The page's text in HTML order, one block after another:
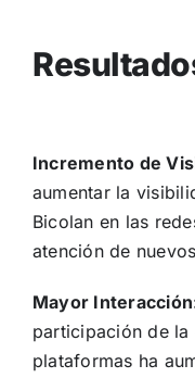
Incremento de
aumentar la
Bicolan en las
atención de
Mayor
participación de la
plataformas ha